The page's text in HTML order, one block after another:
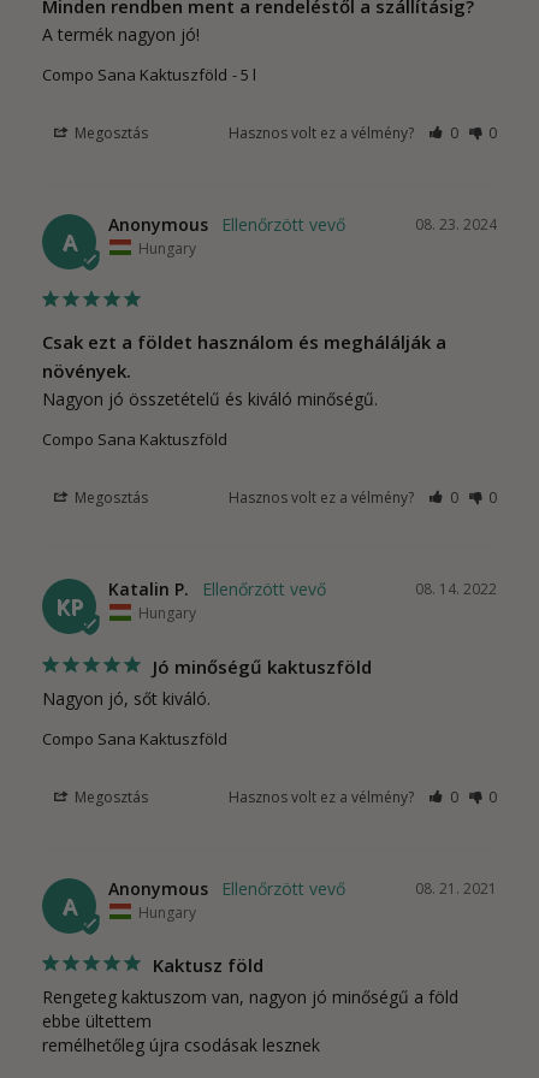
Minden rendben ment a rendeléstől a szállításig?
A termék nagyon jó!
Compo Sana Kaktuszföld 5 l
Megosztás Hasznos volt ez a vélmény? 0 0
A
08. 23. 2024
Anonymous
Hungary
Csak ezt a földet használom és meghálálják a
növények.
Nagyon jó összetételű és kiváló minőségű.
Compo Sana Kaktuszföld
Megosztás Hasznos volt ez a vélmény? 0 0
KP
08. 14. 2022
Katalin P.
Hungary
Jó minőségű kaktuszföld
Nagyon jó, sőt kiváló.
Compo Sana Kaktuszföld
Megosztás Hasznos volt ez a vélmény? 0 0
A
08. 21. 2021
Anonymous
Hungary
Kaktusz föld
Rengeteg kaktuszom van, nagyon jó minőségű a föld
ebbe ültettem
remélhetőleg újra csodásak lesznek